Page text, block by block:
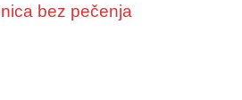
bez pečenja